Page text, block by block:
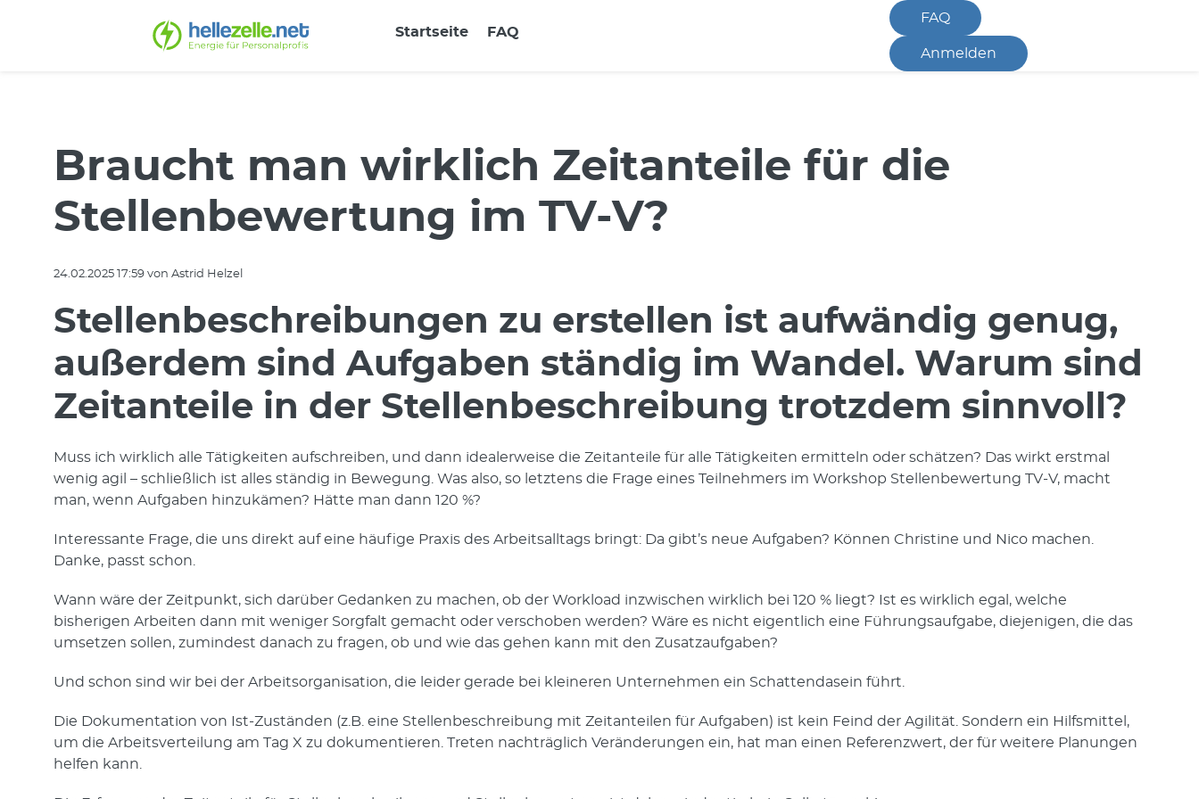
Startseite FAQ
FAQ
Anmelden
Braucht man wirklich Zeitanteile für die
Stellenbewertung im TV-V?
24.02.2025 17:59 von Astrid Helzel
Stellenbeschreibungen zu erstellen ist aufwändig genug,
außerdem sind Aufgaben ständig im Wandel. Warum sind
Zeitanteile in der Stellenbeschreibung trotzdem sinnvoll?
Muss ich wirklich alle Tätigkeiten aufschreiben, und dann idealerweise die Zeitanteile für alle Tätigkeiten ermitteln oder schätzen? Das wirkt erstmal
wenig agil – schließlich ist alles ständig in Bewegung. Was also, so letztens die Frage eines Teilnehmers im Workshop Stellenbewertung TV-V, macht
man, wenn Aufgaben hinzukämen? Hätte man dann 120 %?
Interessante Frage, die uns direkt auf eine häufige Praxis des Arbeitsalltags bringt: Da gibt’s neue Aufgaben? Können Christine und Nico machen.
Danke, passt schon.
Wann wäre der Zeitpunkt, sich darüber Gedanken zu machen, ob der Workload inzwischen wirklich bei 120 % liegt? Ist es wirklich egal, welche
bisherigen Arbeiten dann mit weniger Sorgfalt gemacht oder verschoben werden? Wäre es nicht eigentlich eine Führungsaufgabe, diejenigen, die das
umsetzen sollen, zumindest danach zu fragen, ob und wie das gehen kann mit den Zusatzaufgaben?
Und schon sind wir bei der Arbeitsorganisation, die leider gerade bei kleineren Unternehmen ein Schattendasein führt.
Die Dokumentation von Ist-Zuständen (z.B. eine Stellenbeschreibung mit Zeitanteilen für Aufgaben) ist kein Feind der Agilität. Sondern ein Hilfsmittel,
um die Arbeitsverteilung am Tag X zu dokumentieren. Treten nachträglich Veränderungen ein, hat man einen Referenzwert, der für weitere Planungen
helfen kann.